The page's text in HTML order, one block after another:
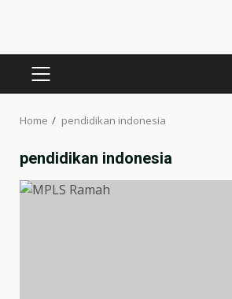
PRIMARY
Home pendidikan indonesia
pendidikan indonesia